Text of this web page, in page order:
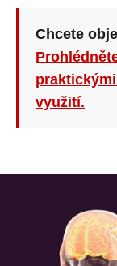
Chcete
využití.